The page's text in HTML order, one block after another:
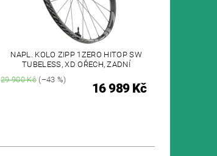
NAPL. KOLO ZIPP 1ZERO HITOP SW
TUBELESS, XD OŘECH, ZADNÍ
29 900 Kč(–43 %)
16 989 Kč